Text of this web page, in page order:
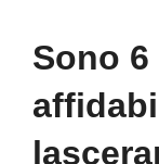
Sono